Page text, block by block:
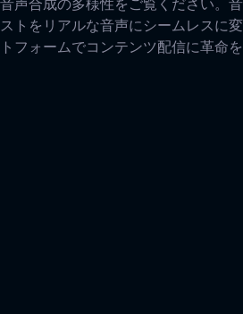
声合成の多様性をご覧ください。音
トをリアルな音声にシームレスに変
フォームでコンテンツ配信に革命を